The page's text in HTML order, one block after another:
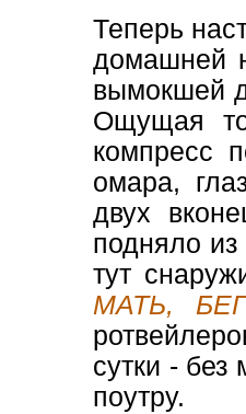
Теперь
домашней
вымокшей
Ощущая
компресс
омара,
двух
подняло
тут
МАТЬ,
сутки - без
поутру.